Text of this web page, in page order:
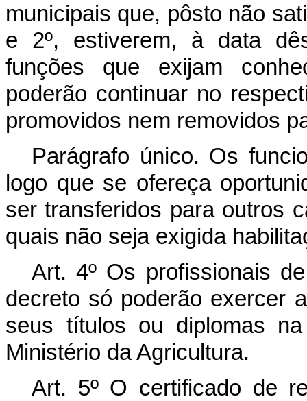
municipais que, pôsto não
e 2º, estiverem, à data
funções que exijam
poderão continuar no
promovidos nem removidos
Parágrafo único. Os
logo que se ofereça
ser transferidos para outros
quais não seja exigida
Art. 4º Os profissionais
decreto só poderão exercer
seus títulos ou diplomas
Ministério da Agricultura.
Art. 5º O certificado de